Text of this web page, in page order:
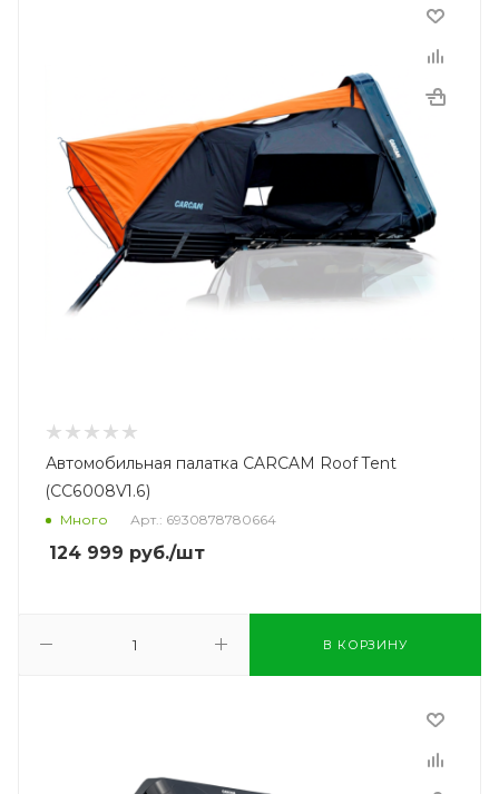
Автомобильная палатка CARCAM Roof Tent
(CC6008V1.6)
Много Арт.: 6930878780664
124 999 руб./шт
В КОРЗИНУ